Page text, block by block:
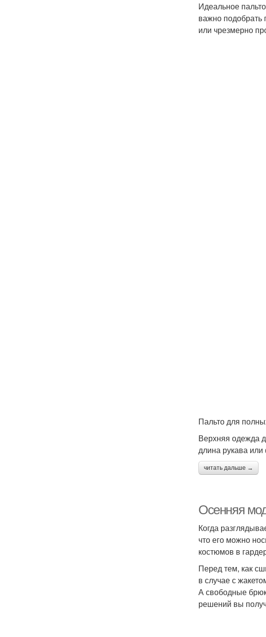
Идеальное
важно подобрать
или чрезмерно
Пальто для
Верхняя одежда
длина рукава
читать дальше →
Осенняя
Когда
что его можно
костюмов в
Перед тем, как
в случае с
А свободные
решений вы